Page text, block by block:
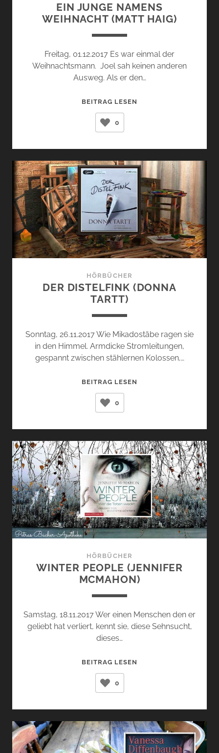
EIN JUNGE NAMENS
WEIHNACHT (MATT HAIG)
Freitag, 01.12.2017 Es war einmal der
Weihnachtsmann. Joel sah keinen anderen
Ausweg. Als er den…
BEITRAG LESEN
(MATT
HAIG)
0
HÖRBÜCHER
DER DISTELFINK (DONNA
TARTT)
Sonntag, 26.11.2017 Wie Mikadostäbe ragen sie
in den Himmel. Armdicke Stromleitungen,
gespannt zwischen stählernen Kolossen,…
BEITRAG LESEN
0
HÖRBÜCHER
WINTER PEOPLE (JENNIFER
MCMAHON)
Samstag, 18.11.2017 Wer einen Menschen den er
geliebt hat verliert, kennt sie, diese Sehnsucht,
dieses…
BEITRAG LESEN
0